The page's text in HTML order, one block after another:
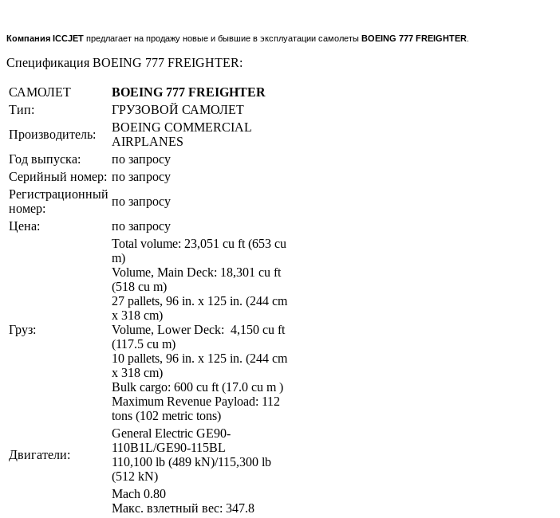
Компания ICCJET предлагает на продажу новые и бывшие в эксплуатации самолеты BOEING 777 FREIGHTER
Спецификация BOEING 777 FREIGHTER:
САМОЛЕТ
BOEING 777 FREIGHTER
Тип:
ГРУЗОВОЙ САМОЛЕТ
Производитель:
BOEING COMMERCIAL
AIRPLANES
Год выпуска:
по запросу
Серийный номер: по запросу
Регистрационный
номер:
по запросу
Цена:
по запросу
Груз:
Total volume: 23,051 cu ft (653 cu
m)
Volume, Main Deck: 18,301 cu ft
(518 cu m)
27 pallets, 96 in. x 125 in. (244 cm
x 318 cm)
Volume, Lower Deck: 4,150 cu ft
(117.5 cu m)
10 pallets, 96 in. x 125 in. (244 cm
x 318 cm)
Bulk cargo: 600 cu ft (17.0 cu m )
Maximum Revenue Payload: 112
tons (102 metric tons)
Двигатели:
General Electric GE90-
110B1L/GE90-115BL
110,100 lb (489 kN)/115,300 lb
(512 kN)
Mach 0.80
Макс. взлетный вес: 347.8